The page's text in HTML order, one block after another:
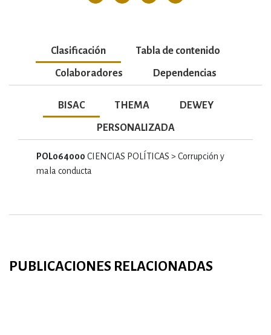
Clasificación Tabla de contenido
Colaboradores Dependencias
BISAC THEMA DEWEY
PERSONALIZADA
POL064000 CIENCIAS POLÍTICAS > Corrupción y
mala conducta
PUBLICACIONES RELACIONADAS